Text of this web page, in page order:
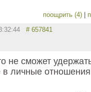
поощрить (4)
# 657841
не сможет
в личные отношения